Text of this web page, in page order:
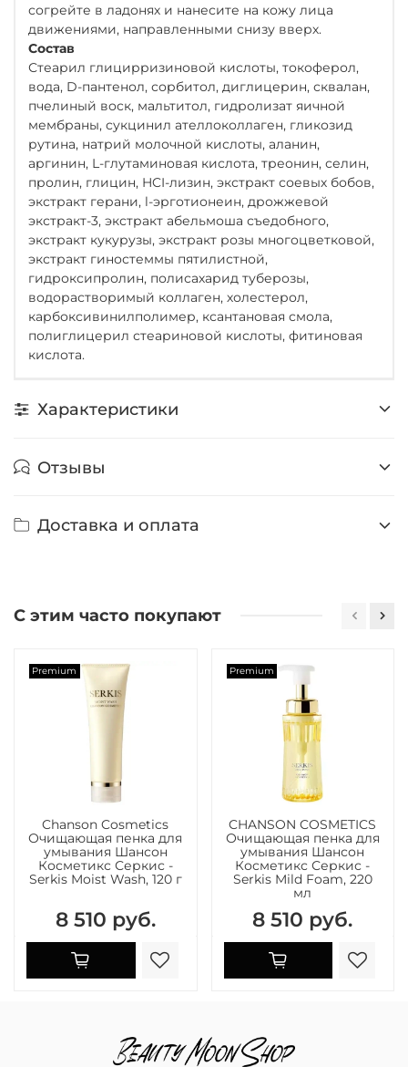
согрейте в ладонях и нанесите на кожу лица
движениями, направленными снизу вверх.
Состав
Стеарил глицирризиновой кислоты, токоферол,
вода, D-пантенол, сорбитол, диглицерин, сквалан,
пчелиный воск, мальтитол, гидролизат яичной
мембраны, сукцинил ателлоколлаген, гликозид
рутина, натрий молочной кислоты, аланин,
аргинин, L-глутаминовая кислота, треонин, селин,
пролин, глицин, HCI-лизин, экстракт соевых бобов,
экстракт герани, l-эрготионеин, дрожжевой
экстракт-3, экстракт абельмоша съедобного,
экстракт кукурузы, экстракт розы многоцветковой,
экстракт гиностеммы пятилистной,
гидроксипролин, полисахарид туберозы,
водорастворимый коллаген, холестерол,
карбоксивинилполимер, ксантановая смола,
полиглицерил стеариновой кислоты, фитиновая
кислота.
Характеристики
Отзывы
Доставка и оплата
С этим часто покупают
Premium
Chanson Cosmetics
Очищающая пенка для
умывания Шансон
Косметикс Серкис -
Serkis Moist Wash, 120 г
8 510 руб.
Premium
CHANSON COSMETICS
Очищающая пенка для
умывания Шансон
Косметикс Серкис -
Serkis Mild Foam, 220
мл
8 510 руб.